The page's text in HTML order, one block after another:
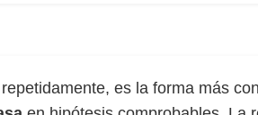
es la forma más